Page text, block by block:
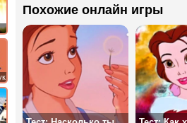
Похожие онлайн игры